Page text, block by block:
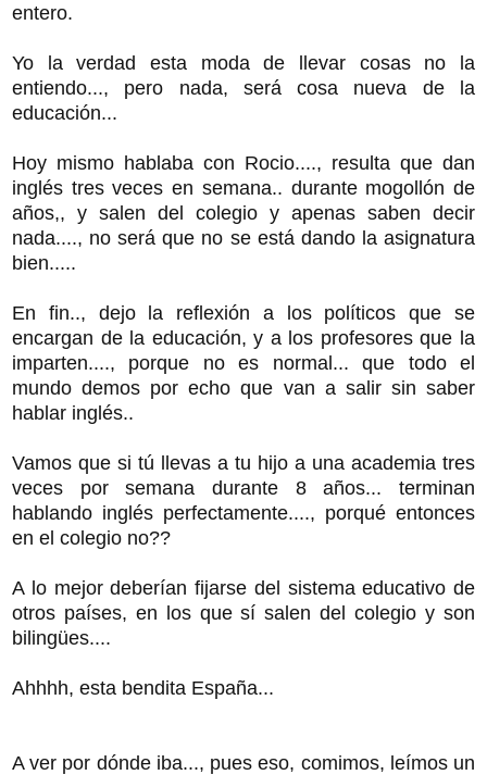
entero.
Yo la verdad esta moda de llevar cosas no la
entiendo..., pero nada, será cosa nueva de la
educación...
Hoy mismo hablaba con Rocio...., resulta que dan
inglés tres veces en semana.. durante mogollón de
años,, y salen del colegio y apenas saben decir
nada...., no será que no se está dando la asignatura
bien.....
En fin.., dejo la reflexión a los políticos que se
encargan de la educación, y a los profesores que la
imparten...., porque no es normal... que todo el
mundo demos por echo que van a salir sin saber
hablar inglés..
Vamos que si tú llevas a tu hijo a una academia tres
veces por semana durante 8 años... terminan
hablando inglés perfectamente...., porqué entonces
en el colegio no??
A lo mejor deberían fijarse del sistema educativo de
otros países, en los que sí salen del colegio y son
bilingües....
Ahhhh, esta bendita España...
A ver por dónde iba..., pues eso, comimos, leímos un